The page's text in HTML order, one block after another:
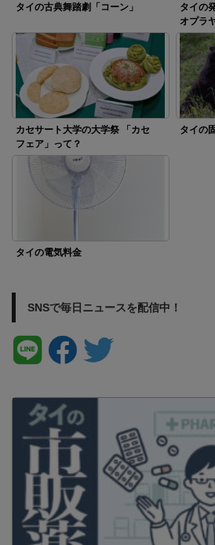
タイの古典舞踏劇「コーン」
タイの
オプラ
カセサート大学の大学祭 「カセ
フェア」って？
タイの
タイの電気料金
SNSで毎日ニュースを配信中！